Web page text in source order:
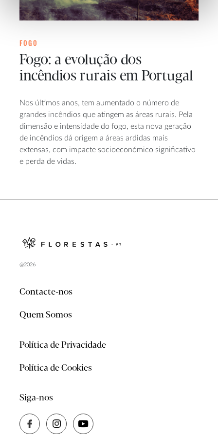
FOGO
Fogo: a evolução dos
incêndios rurais em Portugal
Nos últimos anos, tem aumentado o número de
grandes incêndios que atingem as áreas rurais. Pela
dimensão e intensidade do fogo, esta nova geração
de incêndios dá origem a áreas ardidas mais
extensas, com impacte socioeconómico significativo
e perda de vidas.
@2026
Contacte-nos
Quem Somos
Política de Privacidade
Política de Cookies
Siga-nos